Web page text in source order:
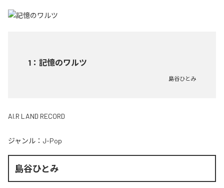
1 ： 記憶のワルツ
島谷ひとみ
AI.R LAND RECORD
ジャンル： J-Pop
島谷ひとみ